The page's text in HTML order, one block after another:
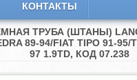
КОНТАКТЫ
ТРУБА (ШТАНЫ)
89-94/FIAT TIPO 91-95/
97 1.9TD, КОД 07.238